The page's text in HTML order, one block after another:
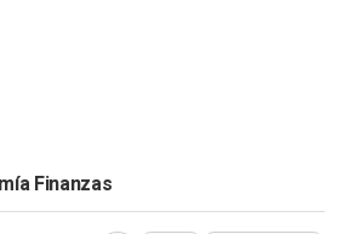
Finanzas